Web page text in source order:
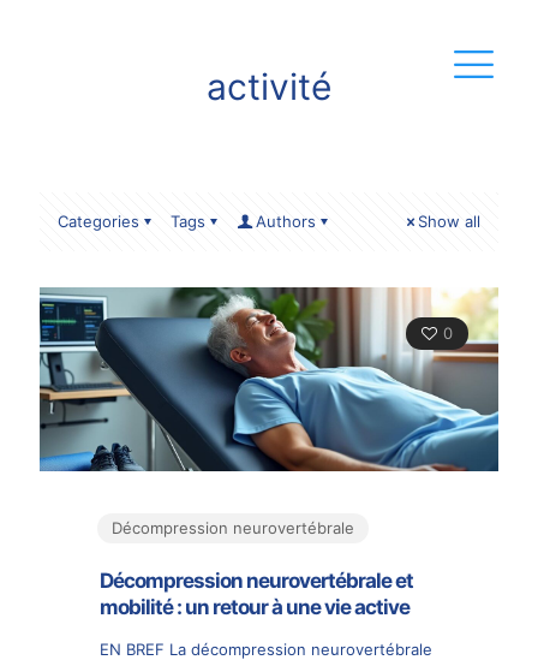
activité
Categories Tags Authors Show all
0
Décompression neurovertébrale
Décompression neurovertébrale et
mobilité : un retour à une vie active
EN BREF La décompression neurovertébrale